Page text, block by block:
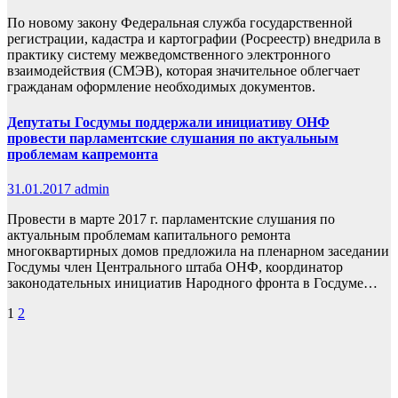
По новому закону Федеральная служба государственной
регистрации, кадастра и картографии (Росреестр) внедрила в
практику систему межведомственного электронного
взаимодействия (СМЭВ), которая значительное облегчает
гражданам оформление необходимых документов.
Депутаты Госдумы поддержали инициативу ОНФ
провести парламентские слушания по актуальным
проблемам капремонта
31.01.2017 admin
Провести в марте 2017 г. парламентские слушания по
актуальным проблемам капитального ремонта
многоквартирных домов предложила на пленарном заседании
Госдумы член Центрального штаба ОНФ, координатор
законодательных инициатив Народного фронта в Госдуме…
Пагинация
1 2